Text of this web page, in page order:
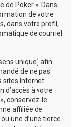
de Poker ». Dans
de votre
dans votre profil,
de courriel
unique) afin
de ne pas
sites Internet
d’accès à votre
conservez-le
affiliée de
une d’une tierce